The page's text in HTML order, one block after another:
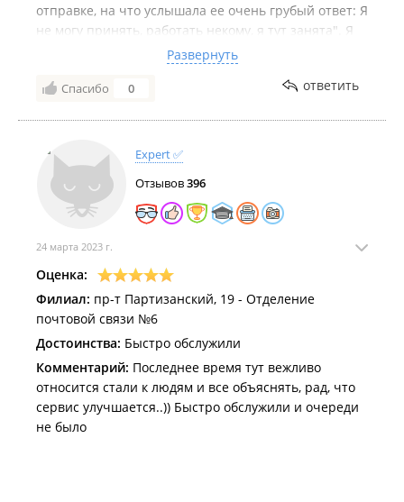
отправке, на что услышала ее очень грубый ответ: Я
не могу принять, работать некому, я тут занята". Я
спросила а когда можно отправить? Получила ответ:
"Я не знаю, когда будет персонал, тогда и
отправите, у нас работать некому". Я попросила
делают одолжение. Пожелание персоналу: Будьте
добрее, пожалуйста!
Развернуть
Спасибо 0 ответить
Expert ✅
Отзывов396
24 марта 2023 г.
Оценка:
Филиал: пр-т Партизанский, 19 - Отделение
почтовой связи №6
Достоинства: Быстро обслужили
Комментарий: Последнее время тут вежливо
относится стали к людям и все объяснять, рад, что
сервис улучшается..)) Быстро обслужили и очереди
не было